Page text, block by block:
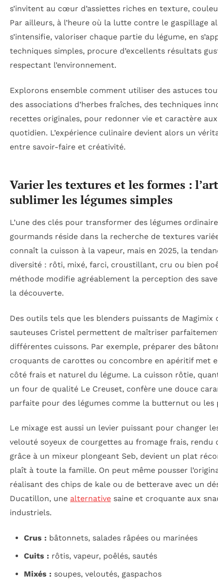
s’invitent au cœur d’assiettes riches en texture,
Par ailleurs, à l’heure où la lutte contre le gaspillage
s’intensifie, valoriser chaque partie du légume, en
techniques simples, procure d’excellents résultats
respectant l’environnement.
Explorons ensemble comment utiliser des astuces
des associations d’herbes fraîches, des techniques
recettes originales, pour redonner vie et caractère
quotidien. L’expérience culinaire devient alors un
entre savoir-faire et créativité.
Varier les textures et les formes :
sublimer les légumes simples
L’une des clés pour transformer des légumes
gourmands réside dans la recherche de textures
connaît la cuisson à la vapeur, mais en 2025, la
diversité : rôti, mixé, farci, croustillant, cru ou bien
méthode modifie agréablement la perception des
la découverte.
Des outils tels que les blenders puissants de Magimix
sauteuses Cristel permettent de maîtriser
différentes cuissons. Par exemple, préparer des
croquants de carottes ou concombre en apéritif met
côté frais et naturel du légume. La cuisson rôtie,
un four de qualité Le Creuset, confère une douce
parfaite pour des légumes comme la butternut ou les
Le mixage est aussi un levier puissant pour changer
velouté soyeux de courgettes au fromage frais, rendu
grâce à un mixeur plongeant Seb, devient un plat
plaît à toute la famille. On peut même pousser
réalisant des chips de kale ou de betterave avec un
Ducatillon, une alternative saine et croquante aux
industriels.
Crus : bâtonnets, salades râpées ou marinées
Cuits : rôtis, vapeur, poêlés, sautés
Mixés : soupes, veloutés, gaspachos